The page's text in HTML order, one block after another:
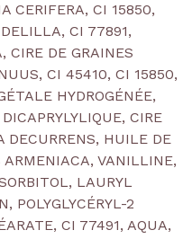
CERIFERA, CI 15850,
CI 77891,
CIRE DE GRAINES
CI 45410, CI 15850,
HYDROGÉNÉE,
CIRE
DECURRENS, HUILE DE
ARMENIACA, VANILLINE,
LAURYL
POLYGLYCÉRYL-2
CI 77491, AQUA,